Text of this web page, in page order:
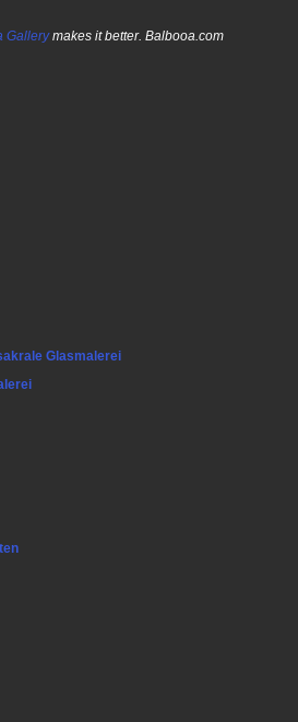
Gallerymakes it better. Balbooa.com
Glasmalerei